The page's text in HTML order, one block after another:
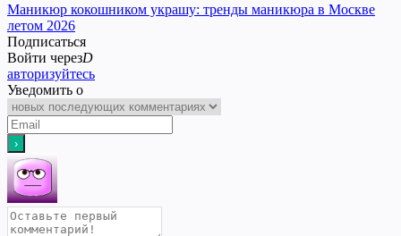
Маникюр кокошником украшу: тренды маникюра в Москве
летом 2026
Подписаться
Войти черезD
авторизуйтесь
Уведомить о